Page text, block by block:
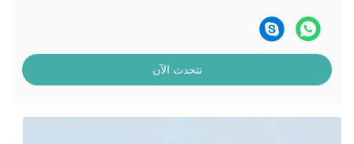
نتحدث الآن